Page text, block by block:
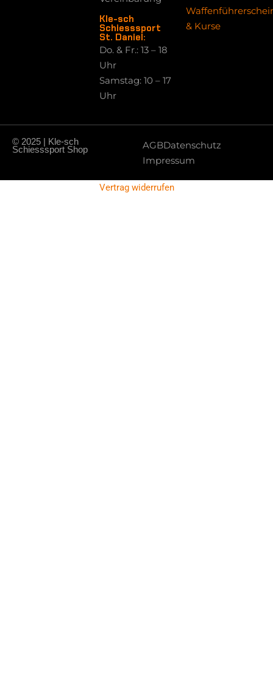
Kle-sch
Schiesssport
St. Daniel:
Do. & Fr.: 13 – 18
Uhr
Samstag: 10 – 17
Uhr
& Kurse
© 2025 | Kle-sch
Schiesssport Shop AGBDatenschutz
Impressum
Vertrag widerrufen